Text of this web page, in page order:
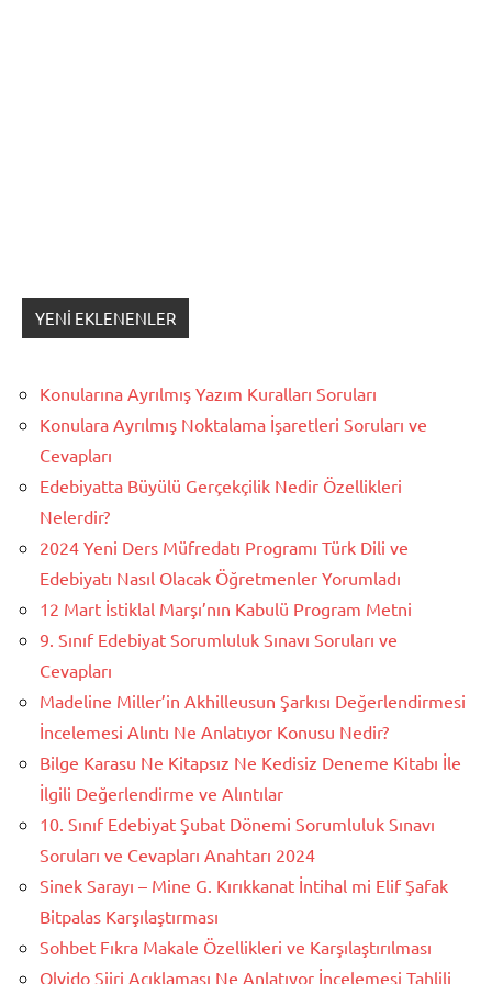
YENI EKLENENLER
Konularına Ayrılmış Yazım Kuralları Soruları
Konulara Ayrılmış Noktalama İşaretleri Soruları ve
Cevapları
Edebiyatta Büyülü Gerçekçilik Nedir Özellikleri
Nelerdir?
2024 Yeni Ders Müfredatı Programı Türk Dili ve
Edebiyatı Nasıl Olacak Öğretmenler Yorumladı
12 Mart İstiklal Marşı’nın Kabulü Program Metni
9. Sınıf Edebiyat Sorumluluk Sınavı Soruları ve
Cevapları
Madeline Miller’in Akhilleusun Şarkısı Değerlendirmesi
İncelemesi Alıntı Ne Anlatıyor Konusu Nedir?
Bilge Karasu Ne Kitapsız Ne Kedisiz Deneme Kitabı İle
İlgili Değerlendirme ve Alıntılar
10. Sınıf Edebiyat Şubat Dönemi Sorumluluk Sınavı
Soruları ve Cevapları Anahtarı 2024
Sinek Sarayı – Mine G. Kırıkkanat İntihal mi Elif Şafak
Bitpalas Karşılaştırması
Sohbet Fıkra Makale Özellikleri ve Karşılaştırılması
Olvido Şiiri Açıklaması Ne Anlatıyor İncelemesi Tahlili